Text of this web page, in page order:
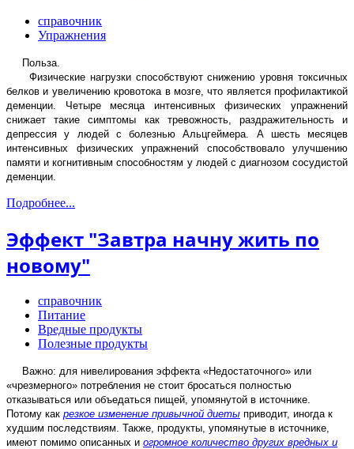
справочник
Упражнения
Польза.
Физические нагрузки способствуют снижению уровня токсичных
белков и увеличению кровотока в мозге, что является профилактикой
деменции. Четыре месяца интенсивных физических упражнений
снижает такие симптомы как тревожность, раздражительность и
депрессия у людей с болезнью Альцгеймера. А шесть месяцев
интенсивных физических упражнений способствовало улучшению
памяти и когнитивным способностям у людей с диагнозом сосудистой
деменции.
Подробнее...
Эффект "Завтра начну жить по
новому"
справочник
Питание
Вредные продукты
Полезные продукты
Важно: для нивелирования эффекта «Недостаточного» или
«чрезмерного» потребления не стоит бросаться полностью
отказываться или объедаться пищей, упомянутой в источнике.
Потому как резкое изменение привычной диеты приводит, иногда к
худшим последствиям. Также, продукты, упомянутые в источнике,
имеют помимо описанных и огромное количество других вредных и